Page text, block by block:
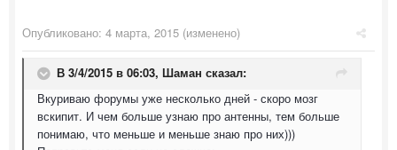
Опубликовано: 4 марта, 2015 (изменено)
В 3/4/2015 в 06:03, Шаман сказал:
Вкуриваю форумы уже несколько дней - скоро мозг
вскипит. И чем больше узнаю про антенны, тем больше
понимаю, что меньше и меньше знаю про них)))